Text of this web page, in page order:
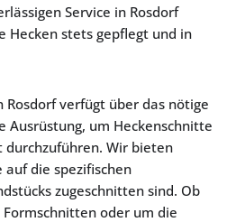
Service in Rosdorf
Hecken stets gepflegt und in
Rosdorf verfügt über das nötige
Ausrüstung, um Heckenschnitte
Wir bieten
auf die spezifischen
zugeschnitten sind. Ob
oder um die